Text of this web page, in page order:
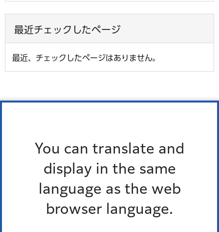
You can translate and
display in the same
language as the web
browser language.
最近チェックしたページ
最近、チェックしたページはありません。
税の減免・割引など
所得税・住民税の障害者控除
障害者控除・特別障害者控除対象者の認定